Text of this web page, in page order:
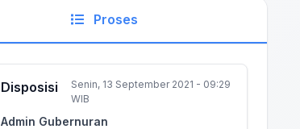
Proses
Disposisi
Senin, 13 September 2021 - 09:29
WIB
Admin Gubernuran